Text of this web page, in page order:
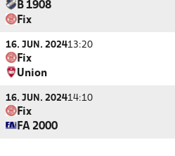
B 1908
Fix
16. JUN. 202413:20
Fix
Union
16. JUN. 202414:10
Fix
FA 2000